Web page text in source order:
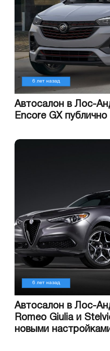
6 лет назад
Автосалон в Лос-
Encore GX
6 лет назад
Автосалон в Лос-
Romeo Giulia и
новыми